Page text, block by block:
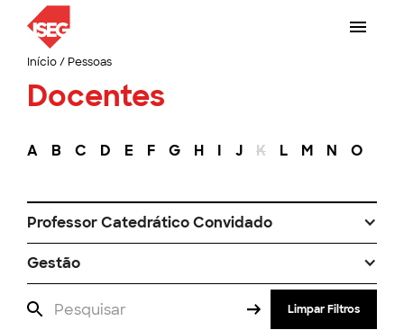
Início/ Pessoas
Docentes
A B C D E F G H I J K L M N O
Professor Catedrático Convidado
Gestão
Limpar Filtros